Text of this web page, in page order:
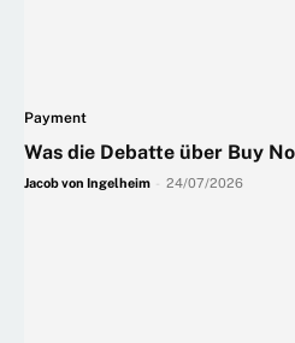
Payment
Was die Debatte über Buy
Jacob von Ingelheim 24/07/2026